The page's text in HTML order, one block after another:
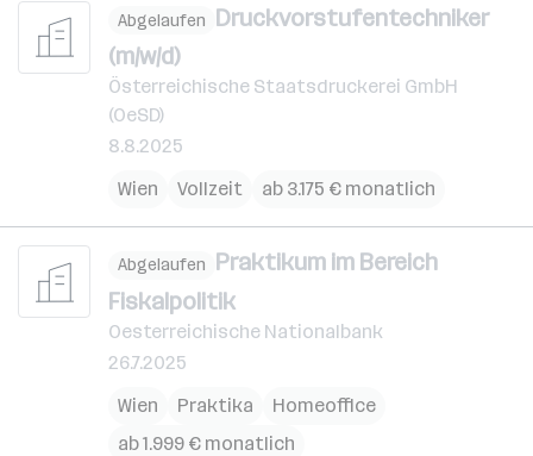
Abgelaufen Druckvorstufentechniker
(m/w/d)
Österreichische Staatsdruckerei GmbH
(OeSD)
8.8.2025
Wien
Vollzeit ab 3.175 € monatlich
Abgelaufen Praktikum im Bereich
Fiskalpolitik
Oesterreichische Nationalbank
26.7.2025
Wien
Praktika
Homeoffice
ab 1.999 € monatlich